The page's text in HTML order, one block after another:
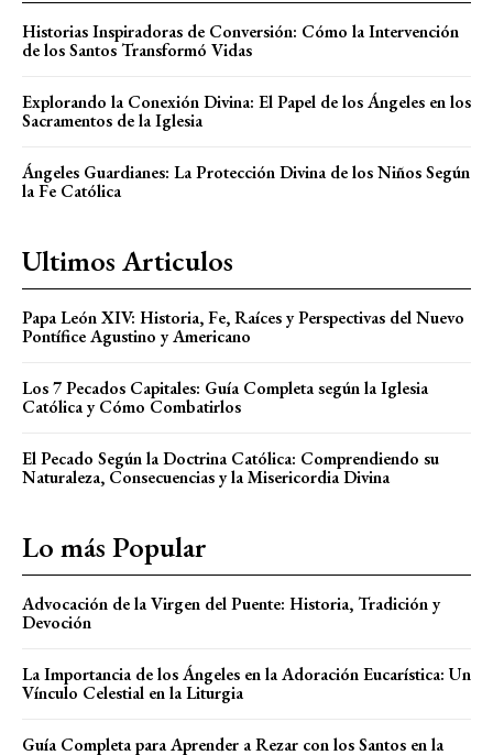
Historias Inspiradoras de Conversión: Cómo la Intervención
de los Santos Transformó Vidas
Explorando la Conexión Divina: El Papel de los Ángeles en los
Sacramentos de la Iglesia
Ángeles Guardianes: La Protección Divina de los Niños Según
la Fe Católica
Ultimos Articulos
Papa León XIV: Historia, Fe, Raíces y Perspectivas del Nuevo
Pontífice Agustino y Americano
Los 7 Pecados Capitales: Guía Completa según la Iglesia
Católica y Cómo Combatirlos
El Pecado Según la Doctrina Católica: Comprendiendo su
Naturaleza, Consecuencias y la Misericordia Divina
Lo más Popular
Advocación de la Virgen del Puente: Historia, Tradición y
Devoción
La Importancia de los Ángeles en la Adoración Eucarística: Un
Vínculo Celestial en la Liturgia
Guía Completa para Aprender a Rezar con los Santos en la